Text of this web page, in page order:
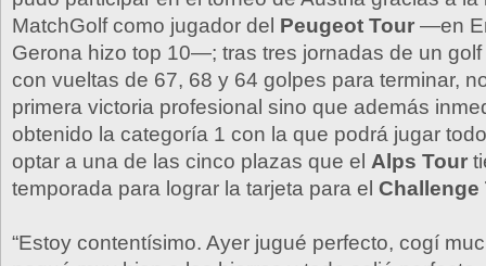
MatchGolf como jugador del Peugeot Tour —en
Gerona hizo top 10—; tras tres jornadas de un
con vueltas de 67, 68 y 64 golpes para terminar,
primera victoria profesional sino que además
obtenido la categoría 1 con la que podrá jugar
optar a una de las cinco plazas que el Alps Tour
temporada para lograr la tarjeta para el Challenge
“Estoy contentísimo. Ayer jugué perfecto, cogí